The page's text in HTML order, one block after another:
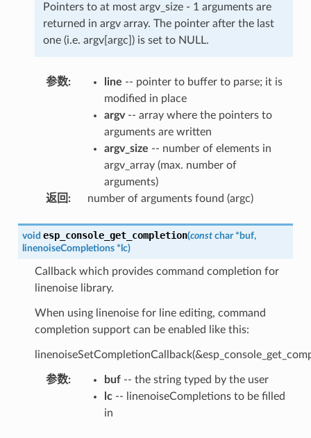
Pointers to at most argv_size - 1 arguments are
returned in argv array. The pointer after the last
one (i.e. argv[argc]) is set to NULL.
参数: line -- pointer to buffer to parse; it is
modified in place
argv-- array where the pointers to
arguments are written
argv_size -- number of elements in
argv_array (max. number of
arguments)
返回 : number of arguments found (argc)
void esp_console_get_completion(const char * buf,
linenoiseCompletions * lc)
Callback which provides command completion for
linenoise library.
When using linenoise for line editing, command
completion support can be enabled like this:
参数: buf-- the string typed by the user
lc-- linenoiseCompletions to be filled
in